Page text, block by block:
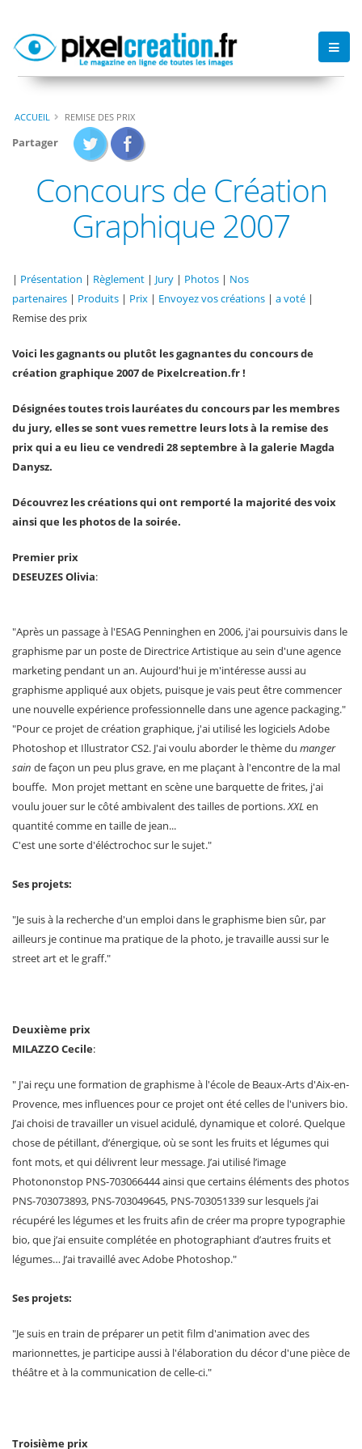
ACCUEIL REMISE DES PRIX
Partager
Concours de Création
Graphique 2007
| Présentation | Règlement | Jury | Photos | Nos
partenaires | Produits | Prix | Envoyez vos créations | a voté |
Remise des prix
Voici les gagnants ou plutôt les gagnantes du concours de
création graphique 2007 de Pixelcreation.fr !
Désignées toutes trois lauréates du concours par les membres
du jury, elles se sont vues remettre leurs lots à la remise des
prix qui a eu lieu ce vendredi 28 septembre à la galerie Magda
Danysz.
Découvrez les créations qui ont remporté la majorité des voix
ainsi que les photos de la soirée.
Premier prix
DESEUZES Olivia:
"Après un passage à l'ESAG Penninghen en 2006, j'ai poursuivis dans le
graphisme par un poste de Directrice Artistique au sein d'une agence
marketing pendant un an. Aujourd'hui je m'intéresse aussi au
graphisme appliqué aux objets, puisque je vais peut être commencer
une nouvelle expérience professionnelle dans une agence packaging."
"Pour ce projet de création graphique, j'ai utilisé les logiciels Adobe
Photoshop et Illustrator CS2. J'ai voulu aborder le thème du manger
sain de façon un peu plus grave, en me plaçant à l'encontre de la mal
bouffe. Mon projet mettant en scène une barquette de frites, j'ai
voulu jouer sur le côté ambivalent des tailles de portions.XXLen
quantité comme en taille de jean...
C'est une sorte d'éléctrochoc sur le sujet."
Ses projets:
"Je suis à la recherche d'un emploi dans le graphisme bien sûr, par
ailleurs je continue ma pratique de la photo, je travaille aussi sur le
street art et le graff."
Deuxième prix
MILAZZO Cecile:
" J'ai reçu une formation de graphisme à l'école de Beaux-Arts d'Aix-en-
Provence, mes influences pour ce projet ont été celles de l'univers bio.
J’ai choisi de travailler un visuel acidulé, dynamique et coloré. Quelque
chose de pétillant, d’énergique, où se sont les fruits et légumes qui
font mots, et qui délivrent leur message. J’ai utilisé l’image
Photononstop PNS-703066444 ainsi que certains éléments des photos
PNS-703073893, PNS-703049645, PNS-703051339 sur lesquels j’ai
récupéré les légumes et les fruits afin de créer ma propre typographie
bio, que j’ai ensuite complétée en photographiant d’autres fruits et
légumes… J‘ai travaillé avec Adobe Photoshop."
Ses projets:
"Je suis en train de préparer un petit film d'animation avec des
marionnettes, je participe aussi à l'élaboration du décor d'une pièce de
théâtre et à la communication de celle-ci."
Troisième prix